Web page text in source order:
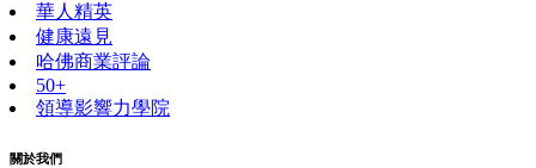
華人精英
健康遠見
哈佛商業評論
50+
領導影響力學院
關於我們